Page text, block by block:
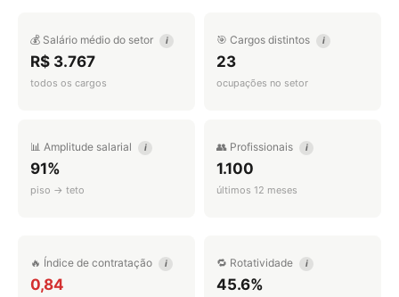
💰 Salário médio do setor i
R$ 3.767
todos os cargos
🎯 Cargos distintos i
23
ocupações no setor
📊 Amplitude salarial i
91%
piso → teto
👥 Profissionais i
1.100
últimos 12 meses
🔥 Índice de contratação i
0,84
🔁 Rotatividade i
45.6%